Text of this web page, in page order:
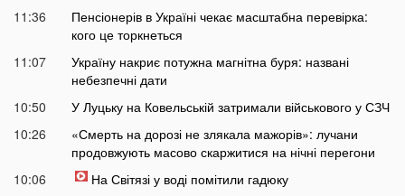
11:36
Пенсіонерів в Україні чекає масштабна перевірка:
кого це торкнеться
11:07
Україну накриє потужна магнітна буря: названі
небезпечні дати
10:50
У Луцьку на Ковельській затримали військового у СЗЧ
10:26
«Смерть на дорозі не злякала мажорів»: лучани
продовжують масово скаржитися на нічні перегони
10:06
На Світязі у воді помітили гадюку